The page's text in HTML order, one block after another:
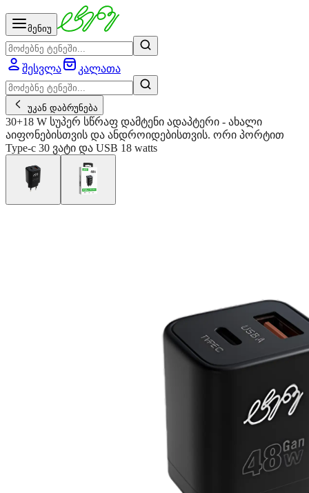
მენიუ
შესვლა კალათა
უკან დაბრუნება
30+18 W სუპერ სწრაფ დამტენი ადაპტერი - ახალი
აიფონებისთვის და ანდროიდებისთვის. ორი პორტით
Type-c 30 ვატი და USB 18 watts